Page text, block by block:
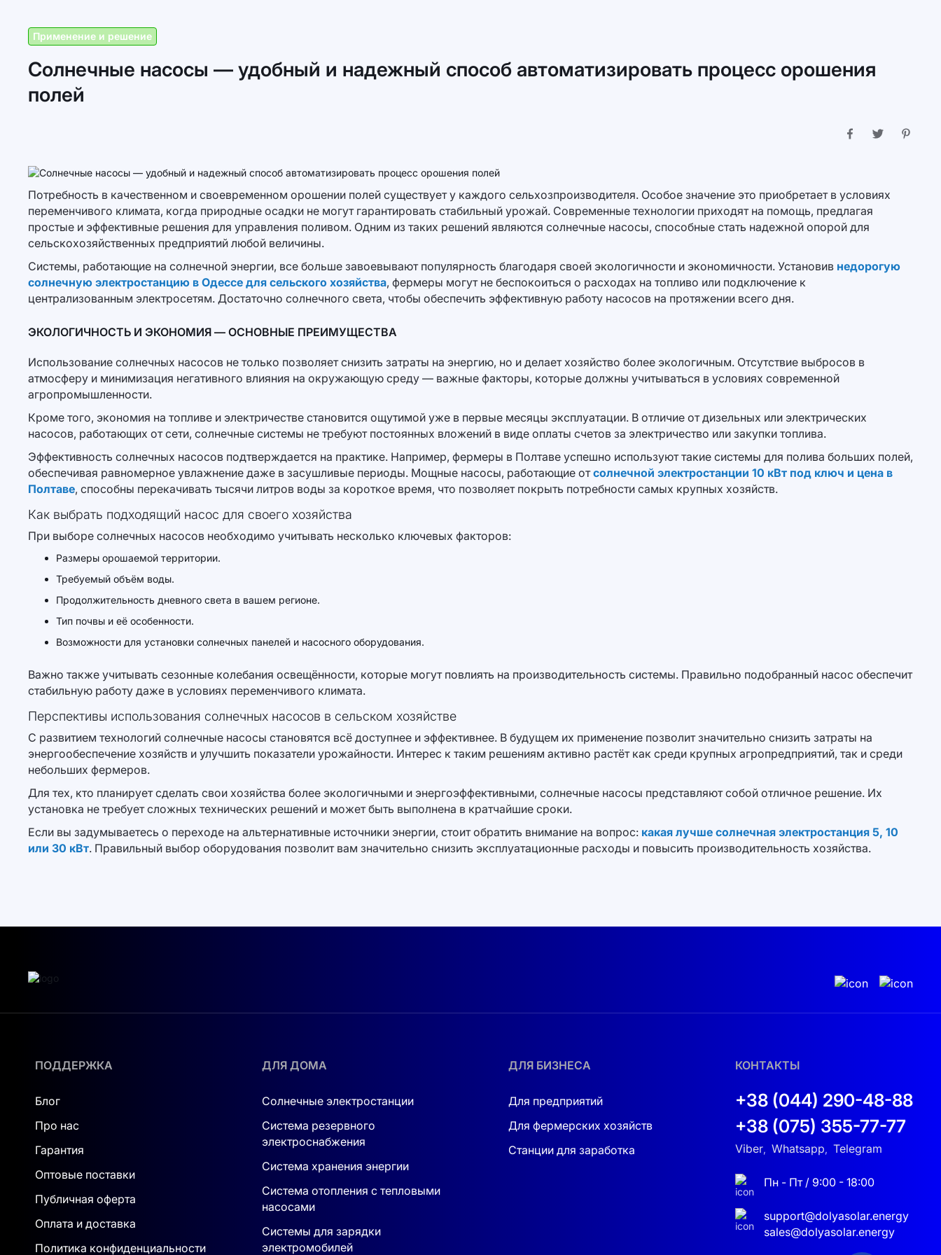
Применение и решение
Солнечные насосы — удобный и надежный способ автоматизировать процесс орошения
полей
Потребность в качественном и своевременном орошении полей существует у каждого сельхозпроизводителя. Особое значение это приобретает в условиях
переменчивого климата, когда природные осадки не могут гарантировать стабильный урожай. Современные технологии приходят на помощь, предлагая
простые и эффективные решения для управления поливом. Одним из таких решений являются солнечные насосы, способные стать надежной опорой для
сельскохозяйственных предприятий любой величины.
Системы, работающие на солнечной энергии, все больше завоевывают популярность благодаря своей экологичности и экономичности. Установив недорогую
солнечную электростанцию в Одессе для сельского хозяйства, фермеры могут не беспокоиться о расходах на топливо или подключение к
централизованным электросетям. Достаточно солнечного света, чтобы обеспечить эффективную работу насосов на протяжении всего дня.
ЭКОЛОГИЧНОСТЬ И ЭКОНОМИЯ — ОСНОВНЫЕ ПРЕИМУЩЕСТВА
Использование солнечных насосов не только позволяет снизить затраты на энергию, но и делает хозяйство более экологичным. Отсутствие выбросов в
атмосферу и минимизация негативного влияния на окружающую среду — важные факторы, которые должны учитываться в условиях современной
агропромышленности.
Кроме того, экономия на топливе и электричестве становится ощутимой уже в первые месяцы эксплуатации. В отличие от дизельных или электрических
насосов, работающих от сети, солнечные системы не требуют постоянных вложений в виде оплаты счетов за электричество или закупки топлива.
Эффективность солнечных насосов подтверждается на практике. Например, фермеры в Полтаве успешно используют такие системы для полива больших полей,
обеспечивая равномерное увлажнение даже в засушливые периоды. Мощные насосы, работающие отсолнечной электростанции 10 кВт под ключ и цена в
Полтаве, способны перекачивать тысячи литров воды за короткое время, что позволяет покрыть потребности самых крупных хозяйств.
Как выбрать подходящий насос для своего хозяйства
При выборе солнечных насосов необходимо учитывать несколько ключевых факторов:
Размеры орошаемой территории.
Требуемый объём воды.
Продолжительность дневного света в вашем регионе.
Тип почвы и её особенности.
Возможности для установки солнечных панелей и насосного оборудования.
Важно также учитывать сезонные колебания освещённости, которые могут повлиять на производительность системы. Правильно подобранный насос обеспечит
стабильную работу даже в условиях переменчивого климата.
Перспективы использования солнечных насосов в сельском хозяйстве
С развитием технологий солнечные насосы становятся всё доступнее и эффективнее. В будущем их применение позволит значительно снизить затраты на
энергообеспечение хозяйств и улучшить показатели урожайности. Интерес к таким решениям активно растёт как среди крупных агропредприятий, так и среди
небольших фермеров.
Для тех, кто планирует сделать свои хозяйства более экологичными и энергоэффективными, солнечные насосы представляют собой отличное решение. Их
установка не требует сложных технических решений и может быть выполнена в кратчайшие сроки.
Если вы задумываетесь о переходе на альтернативные источники энергии, стоит обратить внимание на вопрос: какая лучше солнечная электростанция 5, 10
или 30 кВт. Правильный выбор оборудования позволит вам значительно снизить эксплуатационные расходы и повысить производительность хозяйства.
ПОДДЕРЖКА
Блог
Про нас
Гарантия
Оптовые поставки
Публичная оферта
Оплата и доставка
Политика конфиденциальности
ДЛЯ ДОМА
Солнечные электростанции
Система резервного
электроснабжения
Система хранения энергии
Система отопления с тепловыми
насосами
Системы для зарядки
электромобилей
ДЛЯ БИЗНЕСА
Для предприятий
Для фермерских хозяйств
Станции для заработка
КОНТАКТЫ
+38 (044) 290-48-88
+38 (075) 355-77-77
Viber, Whatsapp, Telegram
Пн - Пт / 9:00 - 18:00
support@dolyasolar.energy
sales@dolyasolar.energy